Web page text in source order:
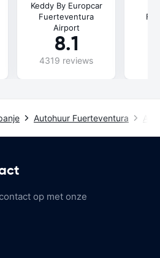
Keddy By Europcar
Fuerteventura
Airport
8.1
4319 reviews
Autohuur Fuerteventura
op met onze